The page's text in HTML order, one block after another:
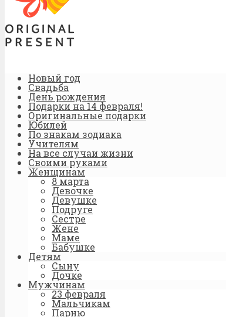
Новый год
Свадьба
День рождения
Подарки на 14 февраля!
Оригинальные подарки
Юбилей
По знакам зодиака
Учителям
На все случаи жизни
Своими руками
Женщинам
8 марта
Девочке
Девушке
Подруге
Сестре
Жене
Маме
Бабушке
Детям
Сыну
Дочке
Мужчинам
23 февраля
Мальчикам
Парню